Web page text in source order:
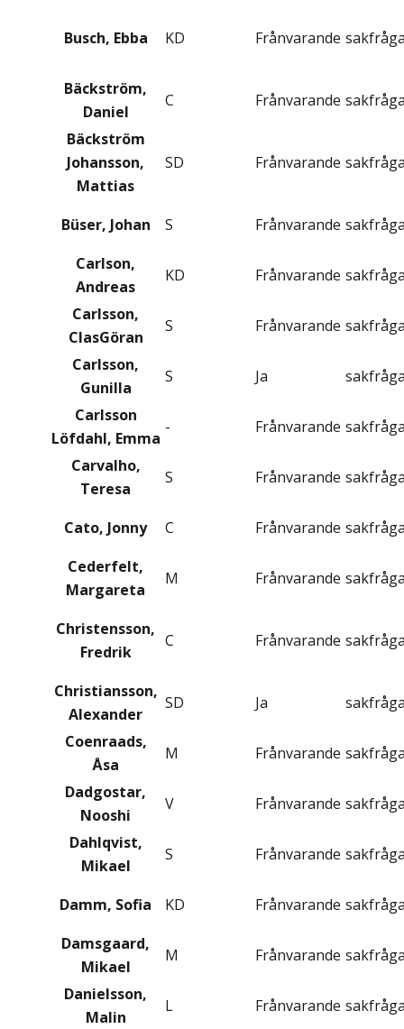
Busch, Ebba KD Frånvarande
Bäckström,
Daniel
C Frånvarande
Bäckström
Johansson,
Mattias
SD Frånvarande
Büser, Johan S Frånvarande
Carlson,
Andreas
KD Frånvarande
Carlsson,
ClasGöran
S Frånvarande
Carlsson,
Gunilla
S Ja
Carlsson
Löfdahl, Emma
- Frånvarande
Carvalho,
Teresa
S Frånvarande
Cato, Jonny C Frånvarande
Cederfelt,
Margareta
M Frånvarande
Christensson,
Fredrik
C Frånvarande
Christiansson,
Alexander
SD Ja
Coenraads,
Åsa
M Frånvarande
Dadgostar,
Nooshi
V Frånvarande
Dahlqvist,
Mikael
S Frånvarande
Damm, Sofia KD Frånvarande
Damsgaard,
Mikael
M Frånvarande
Danielsson,
Malin
L Frånvarande